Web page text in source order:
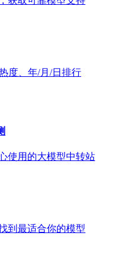
度、年/月/日排行
使用的大模型中转站
到最适合你的模型